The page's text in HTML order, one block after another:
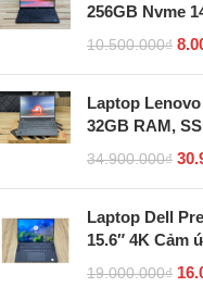
256GB Nvme
10.500.000₫
Laptop
32GB RAM,
34.900.000₫
Laptop Dell
15.6″ 4K Cảm
19.000.000₫